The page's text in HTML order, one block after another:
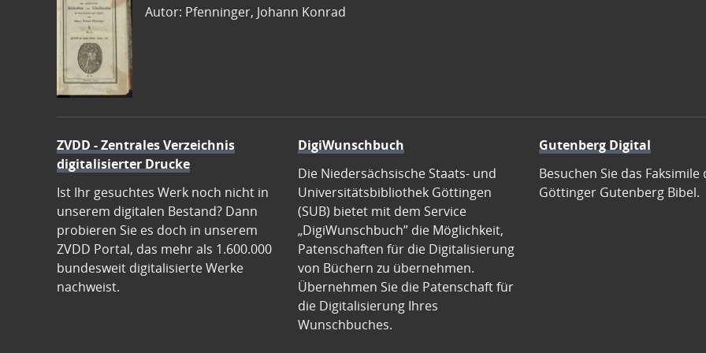
Autor: Pfenninger, Johann Konrad
ZVDD - Zentrales Verzeichnis
digitalisierter Drucke
Ist Ihr gesuchtes Werk noch nicht in
unserem digitalen Bestand? Dann
probieren Sie es doch in unserem
ZVDD Portal, das mehr als 1.600.000
bundesweit digitalisierte Werke
nachweist.
DigiWunschbuch
Die Niedersächsische Staats- und
Universitätsbibliothek Göttingen
(SUB) bietet mit dem Service
„DigiWunschbuch” die Möglichkeit,
Patenschaften für die Digitalisierung
von Büchern zu übernehmen.
Übernehmen Sie die Patenschaft für
die Digitalisierung Ihres
Wunschbuches.
Gutenberg Digital
Besuchen Sie das Faksimile
Göttinger Gutenberg Bibel.